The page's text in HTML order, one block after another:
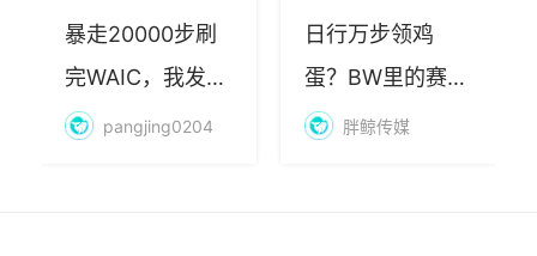
暴走20000步刷
完WAIC，我发现
AI最赚钱的不是
pangjing0204
日行万步领鸡
蛋？BW里的赛博
朝圣，藏着品牌
胖鲸传媒